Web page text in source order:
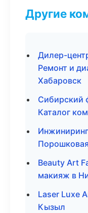
Другие
Дилер-
Ремонт и
Хабаровск
Сибирский
Каталог
Beauty Art
макияж в
Laser Luxe
Кызыл